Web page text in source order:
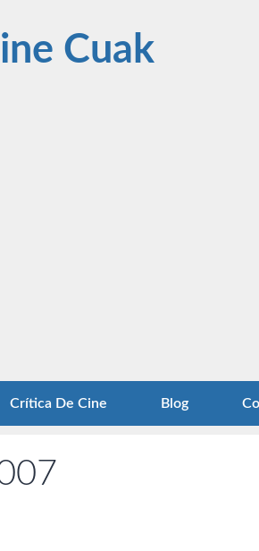
Cuak
Crítica De Cine Blog